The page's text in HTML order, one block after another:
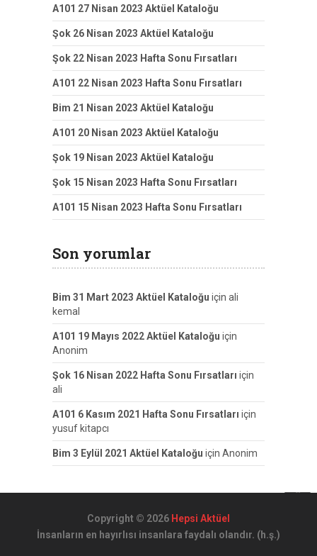
A101 27 Nisan 2023 Aktüel Kataloğu
Şok 26 Nisan 2023 Aktüel Kataloğu
Şok 22 Nisan 2023 Hafta Sonu Fırsatları
A101 22 Nisan 2023 Hafta Sonu Fırsatları
Bim 21 Nisan 2023 Aktüel Kataloğu
A101 20 Nisan 2023 Aktüel Kataloğu
Şok 19 Nisan 2023 Aktüel Kataloğu
Şok 15 Nisan 2023 Hafta Sonu Fırsatları
A101 15 Nisan 2023 Hafta Sonu Fırsatları
Son yorumlar
Bim 31 Mart 2023 Aktüel Kataloğu için ali
kemal
A101 19 Mayıs 2022 Aktüel Kataloğu için
Anonim
Şok 16 Nisan 2022 Hafta Sonu Fırsatları için
ali
A101 6 Kasım 2021 Hafta Sonu Fırsatları için
yusuf kitapcı
Bim 3 Eylül 2021 Aktüel Kataloğu için Anonim
Copyright © 2026 Hepsi Aktüel
İnsanların en hayırlısı insanlara faydalı olandır. (h.ş.)